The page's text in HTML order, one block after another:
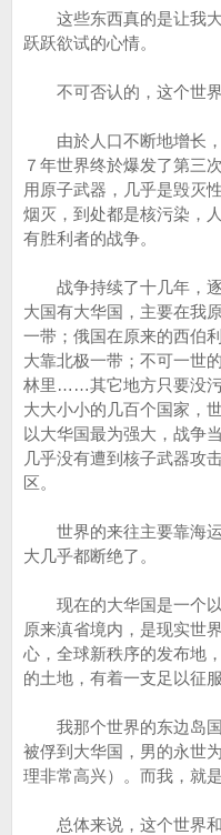
这些东西真的是让我大
跃跃欲试的心情。
不可否认的，这个世界
由於人口不断地增长，
７年世界终於爆发了第三
用原子武器，几乎是毁灭
烟灭，到处都是核污染，
有胜利者的战争。
战争持续了十几年，逐
大国有大华国，主要在我
一带；俄国在原来的西伯
大靠北极一带；不可一世
林里……其它地方只要没污
大大小小的几百个国家，
以大华国最为强大，战争
几乎没有遭到核子武器攻
区。
世界的来往主要靠海运
大几乎都断绝了。
现在的大华国是一个以
原来滇省境内，是现实世
心，全球新秩序的发布地
的土地，有着一支足以征
我那个世界的东边岛国
被俘到大华国，男的永世
理非常高兴）。而我，就
总体来说，这个世界和